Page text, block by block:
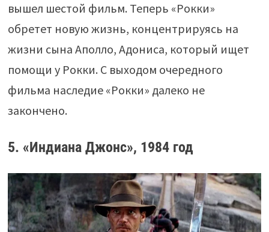
вышел шестой фильм. Теперь «Рокки»
обретет новую жизнь, концентрируясь на
жизни сына Аполло, Адониса, который ищет
помощи у Рокки. С выходом очередного
фильма наследие «Рокки» далеко не
закончено.
5. «Индиана Джонс», 1984 год